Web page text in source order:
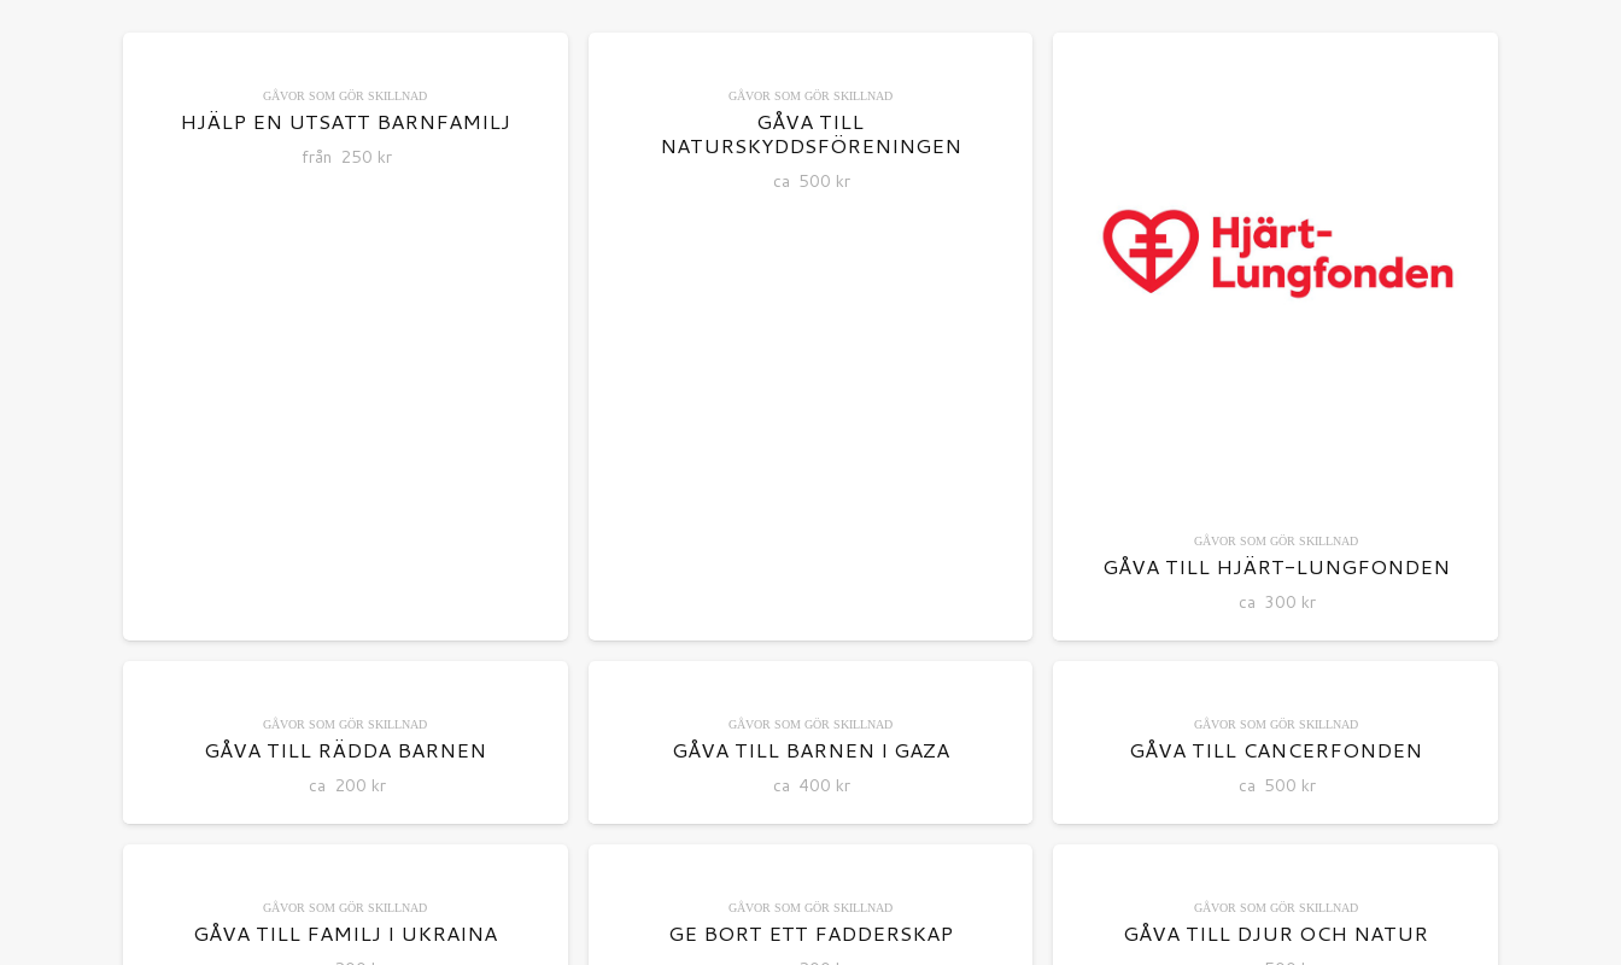
GÅVOR SOM GÖR SKILLNAD
HJÄLP EN UTSATT BARNFAMILJ
från 250 kr
GÅVOR SOM GÖR SKILLNAD
GÅVA TILL
NATURSKYDDSFÖRENINGEN
ca 500 kr
GÅVOR SOM GÖR SKILLNAD
GÅVA TILL HJÄRT-LUNGFONDEN
ca 300 kr
GÅVOR SOM GÖR SKILLNAD
GÅVA TILL RÄDDA BARNEN
ca 200 kr
GÅVOR SOM GÖR SKILLNAD
GÅVA TILL BARNEN I GAZA
ca 400 kr
GÅVOR SOM GÖR SKILLNAD
GÅVA TILL CANCERFONDEN
ca 500 kr
GÅVOR SOM GÖR SKILLNAD
GÅVA TILL FAMILJ I UKRAINA
GÅVOR SOM GÖR SKILLNAD
GE BORT ETT FADDERSKAP
GÅVOR SOM GÖR SKILLNAD
GÅVA TILL DJUR OCH NATUR